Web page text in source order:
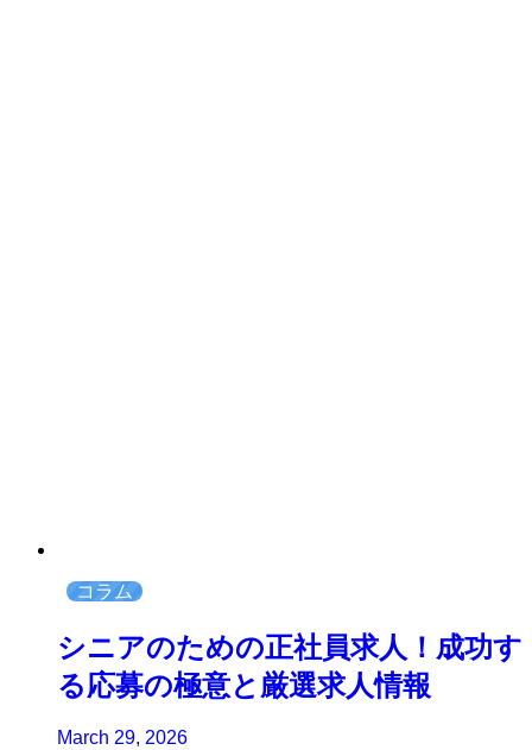
コラム
シニアのための正社員求人！成功す
る応募の極意と厳選求人情報
March 29, 2026